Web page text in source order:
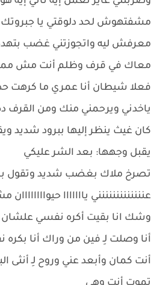
مشفتهوش لحد دلوقتي يا
معرفش ليه واتجوزتني غضب
معاك في قرف وظلم أنت مش
فعلا شيطان أنا عمري ما كرهت حد
ياخدني ويرحمني منك ومن القرف
كان غيث ينظر إليها ببرود شديد
يقبل وجهها: بعد الشر عليكي
تصرخ ملاك بغضب شديد وتقول
عننننننننننننني يااااااا
وشك انا بقيت أكره نفسي
أنا وصلت لِـ فين من وراك أنا
أنت كمان وأبعد عني وروح لِـ أنثى